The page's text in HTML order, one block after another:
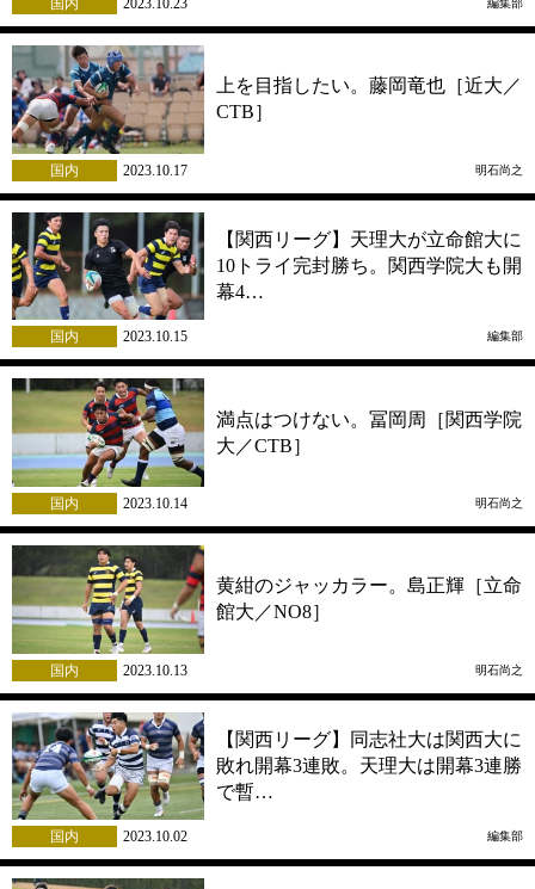
国内 2023.10.23 編集部
上を目指したい。藤岡竜也［近大／
CTB］
国内 2023.10.17 明石尚之
【関西リーグ】天理大が立命館大に
10トライ完封勝ち。関西学院大も開
幕4…
国内 2023.10.15 編集部
満点はつけない。冨岡周［関西学院
大／CTB］
国内 2023.10.14 明石尚之
黄紺のジャッカラー。島正輝［立命
館大／NO8］
国内 2023.10.13 明石尚之
【関西リーグ】同志社大は関西大に
敗れ開幕3連敗。天理大は開幕3連勝
で暫…
国内 2023.10.02 編集部